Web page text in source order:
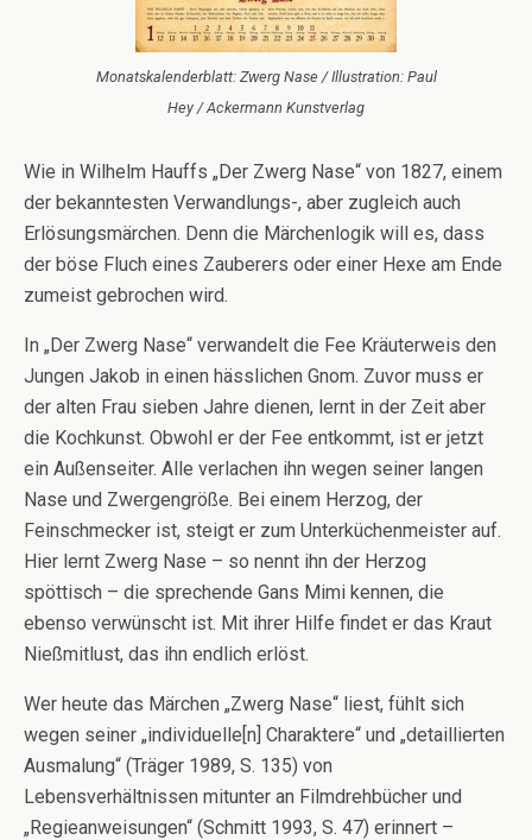
Monatskalenderblatt: Zwerg Nase / Illustration: Paul
Hey / Ackermann Kunstverlag
Wie in Wilhelm Hauffs „Der Zwerg Nase“ von 1827, einem
der bekanntesten Verwandlungs-, aber zugleich auch
Erlösungsmärchen. Denn die Märchenlogik will es, dass
der böse Fluch eines Zauberers oder einer Hexe am Ende
zumeist gebrochen wird.
In „Der Zwerg Nase“ verwandelt die Fee Kräuterweis den
Jungen Jakob in einen hässlichen Gnom. Zuvor muss er
der alten Frau sieben Jahre dienen, lernt in der Zeit aber
die Kochkunst. Obwohl er der Fee entkommt, ist er jetzt
ein Außenseiter. Alle verlachen ihn wegen seiner langen
Nase und Zwergengröße. Bei einem Herzog, der
Feinschmecker ist, steigt er zum Unterküchenmeister auf.
Hier lernt Zwerg Nase – so nennt ihn der Herzog
spöttisch – die sprechende Gans Mimi kennen, die
ebenso verwünscht ist. Mit ihrer Hilfe findet er das Kraut
Nießmitlust, das ihn endlich erlöst.
Wer heute das Märchen „Zwerg Nase“ liest, fühlt sich
wegen seiner „individuelle[n] Charaktere“ und „detaillierten
Ausmalung“ (Träger 1989, S. 135) von
Lebensverhältnissen mitunter an Filmdrehbücher und
„Regieanweisungen“ (Schmitt 1993, S. 47) erinnert –